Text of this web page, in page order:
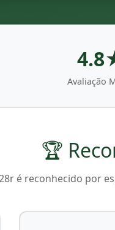
Avaliação
🏆
é reconhecido por